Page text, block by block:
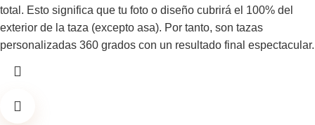
total. Esto significa que tu foto o diseño cubrirá el 100% del
exterior de la taza (excepto asa). Por tanto, son tazas
personalizadas 360 grados con un resultado final espectacular.